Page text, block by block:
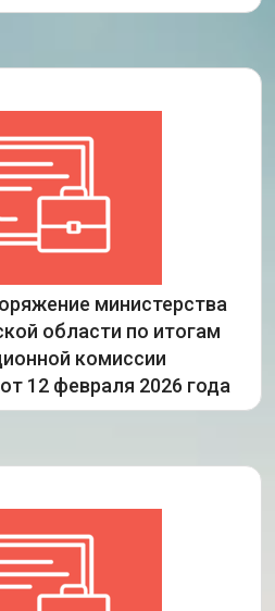
министерства
области по итогам
комиссии
12 февраля 2026 года
министерства
комиссии Иркутской
от 12 февраля 2026 года.
министерства
Иркутской области «Об
состоялось заседание
области, на котором были
аттестационные материалы
работников организаций,